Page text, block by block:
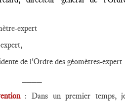
expert
de l'Ordre des géomètres-expert
: Dans un premier temps,